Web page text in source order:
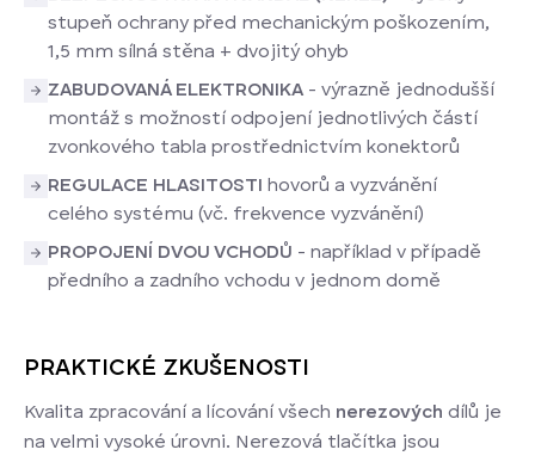
stupeň ochrany před mechanickým poškozením,
1,5 mm sílná stěna + dvojitý ohyb
ZABUDOVANÁ ELEKTRONIKA - výrazně jednodušší
montáž s možností odpojení jednotlivých částí
zvonkového tabla prostřednictvím konektorů
REGULACE HLASITOSTI
hovorů a vyzvánění
celého systému (vč. frekvence vyzvánění)
PROPOJENÍ DVOU VCHODŮ - například v případě
předního a zadního vchodu v jednom domě
PRAKTICKÉ ZKUŠENOSTI
Kvalita zpracování a lícování všech nerezových dílů je
na velmi vysoké úrovni. Nerezová tlačítka jsou